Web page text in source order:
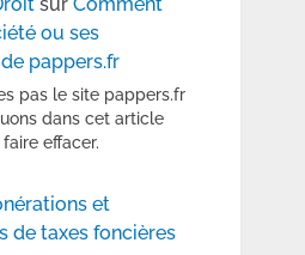
sur Comment
ou ses
pappers.fr
pas le site pappers.fr
dans cet article
effacer.
et
de taxes foncières